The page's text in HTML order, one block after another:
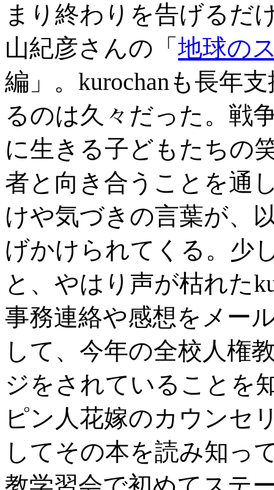
まり終わりを告げるだ
山紀彦さんの「 地球の
編」。kurochanも長年
るのは久々だった。戦
に生きる子どもたちの
者と向き合うことを通
けや気づきの言葉が、
げかけられてくる。少
と、やはり声が枯れた
事務連絡や感想をメー
して、今年の全校人権
ジをされていることを
ピン人花嫁のカウンセ
してその本を読み知っ